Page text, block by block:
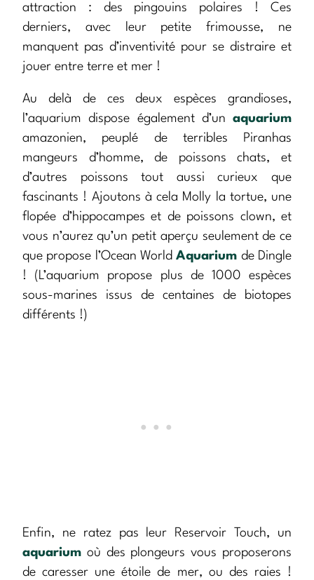
attraction : des pingouins polaires ! Ces
derniers, avec leur petite frimousse, ne
manquent pas d’inventivité pour se distraire et
jouer entre terre et mer !
Au delà de ces deux espèces grandioses,
l’aquarium dispose également d’un aquarium
amazonien, peuplé de terribles Piranhas
mangeurs d’homme, de poissons chats, et
d’autres poissons tout aussi curieux que
fascinants ! Ajoutons à cela Molly la tortue, une
flopée d’hippocampes et de poissons clown, et
vous n’aurez qu’un petit aperçu seulement de ce
que propose l’Ocean WorldAquarium de Dingle
! (L’aquarium propose plus de 1000 espèces
sous-marines issus de centaines de biotopes
différents !)
Enfin, ne ratez pas leur Reservoir Touch, un
aquarium où des plongeurs vous proposerons
de caresser une étoile de mer, ou des raies !